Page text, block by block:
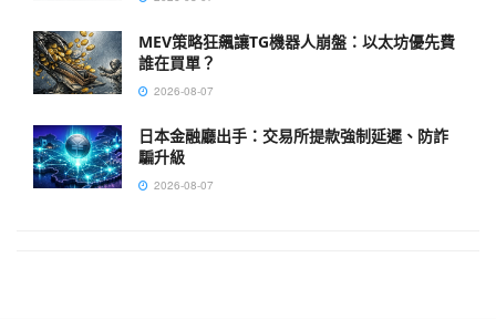
MEV策略狂飆讓TG機器人崩盤：以太坊優先費
誰在買單？
2026-08-07
日本金融廳出手：交易所提款強制延遲、防詐
騙升級
2026-08-07